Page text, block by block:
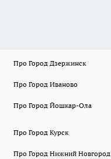
Про Город Дзержинск
Про Город Иваново
Про Город Йошкар-Ола
Про Город Курск
Про Город Нижний Новгород